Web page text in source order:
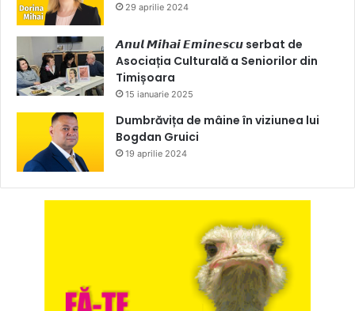
29 aprilie 2024
𝘼𝙣𝙪𝙡 𝙈𝙞𝙝𝙖𝙞 𝙀𝙢𝙞𝙣𝙚𝙨𝙘𝙪 serbat de
Asociația Culturală a Seniorilor din
Timișoara
15 ianuarie 2025
Dumbrăvița de mâine în viziunea lui
Bogdan Gruici
19 aprilie 2024